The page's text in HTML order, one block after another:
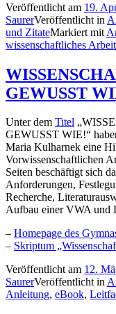
Veröffentlicht am 19.
SaurerVeröffentlicht in
und ZitateMarkiert mit
wissenschaftliches
GEWUSST
Unter dem Titel
GEWUSST WIE!“
Maria Kulharnek eine
Vorwissenschaftlichen
Seiten beschäftigt sich
Anforderungen,
Recherche,
Aufbau einer VWA und
– Homepage des
– Skriptum
Veröffentlicht am 12.
SaurerVeröffentlicht in
Anleitung, eBook,